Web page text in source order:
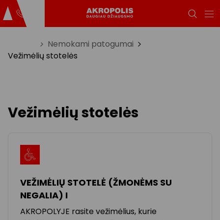
Nemokami patogumai
Vežimėlių stotelės
Vežimėlių stotelės
VEŽIMĖLIŲ STOTELĖ (ŽMONĖMS SU
NEGALIA) I
AKROPOLYJE rasite vežimėlius, kurie